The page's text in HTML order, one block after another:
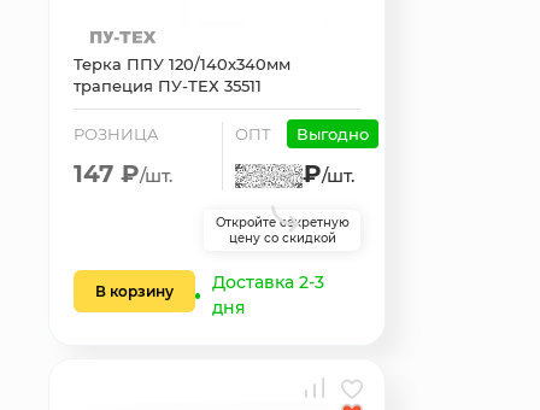
Терка ППУ 120/140х340мм
трапеция ПУ-ТЕХ 35511
РОЗНИЦА
147 ₽/шт.
ОПТ Выгодно
₽/шт.
Откройте секретную
цену со скидкой
В корзину
Доставка 2-3
дня